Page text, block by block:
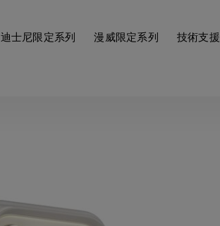
迪士尼限定系列 漫威限定系列 技術支援